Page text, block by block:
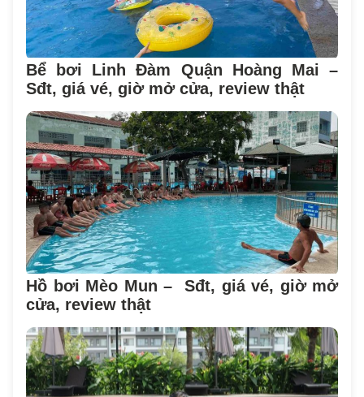
Bể bơi Linh Đàm Quận Hoàng Mai –
Sđt, giá vé, giờ mở cửa, review thật
Hồ bơi Mèo Mun – Sđt, giá vé, giờ mở
cửa, review thật